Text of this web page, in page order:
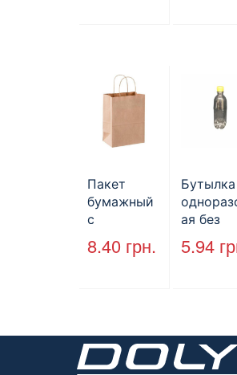
Пакет
бумажный
с
кручеными
ручками,
8.40 грн.
Бутылка
ая без
крышки,
ПЕТ,
5.94